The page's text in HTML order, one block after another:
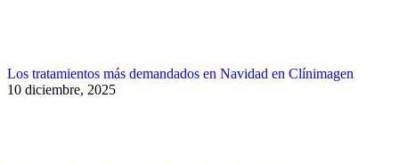
Los tratamientos más demandados en Navidad en Clínimagen
10 diciembre, 2025